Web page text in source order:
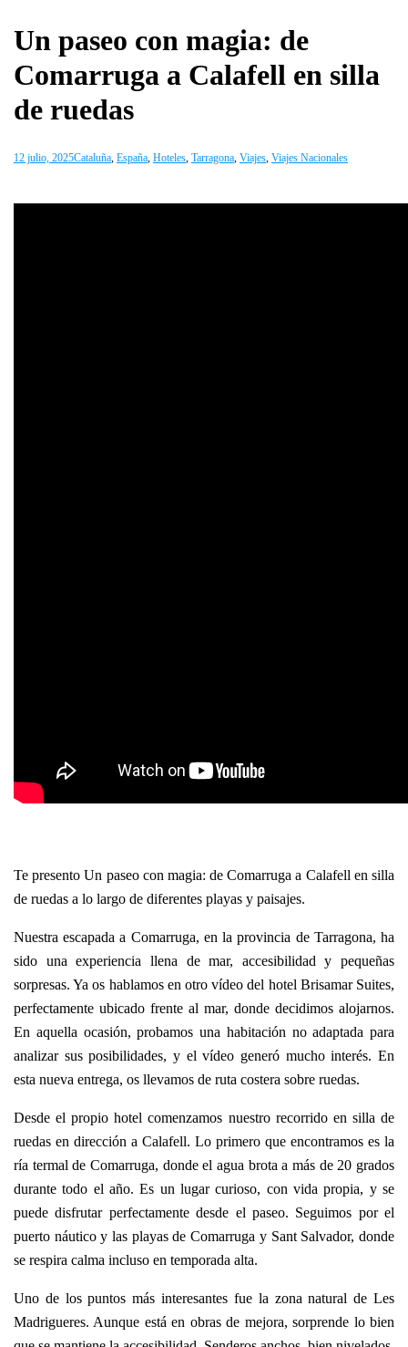
Un paseo con magia: de
Comarruga a Calafell en silla
de ruedas
12 julio, 2025Cataluña, España, Hoteles, Tarragona, Viajes, Viajes Nacionales
Te presento Un paseo con magia: de Comarruga a Calafell en silla
de ruedas a lo largo de diferentes playas y paisajes.
Nuestra escapada a Comarruga, en la provincia de Tarragona, ha
sido una experiencia llena de mar, accesibilidad y pequeñas
sorpresas. Ya os hablamos en otro vídeo del hotel Brisamar Suites,
perfectamente ubicado frente al mar, donde decidimos alojarnos.
En aquella ocasión, probamos una habitación no adaptada para
analizar sus posibilidades, y el vídeo generó mucho interés. En
esta nueva entrega, os llevamos de ruta costera sobre ruedas.
Desde el propio hotel comenzamos nuestro recorrido en silla de
ruedas en dirección a Calafell. Lo primero que encontramos es la
ría termal de Comarruga, donde el agua brota a más de 20 grados
durante todo el año. Es un lugar curioso, con vida propia, y se
puede disfrutar perfectamente desde el paseo. Seguimos por el
puerto náutico y las playas de Comarruga y Sant Salvador, donde
se respira calma incluso en temporada alta.
Uno de los puntos más interesantes fue la zona natural de Les
Madrigueres. Aunque está en obras de mejora, sorprende lo bien